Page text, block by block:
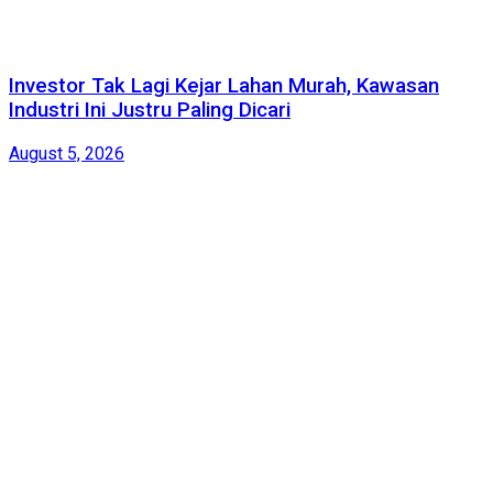
Investor Tak Lagi Kejar Lahan Murah, Kawasan
Industri Ini Justru Paling Dicari
August 5, 2026